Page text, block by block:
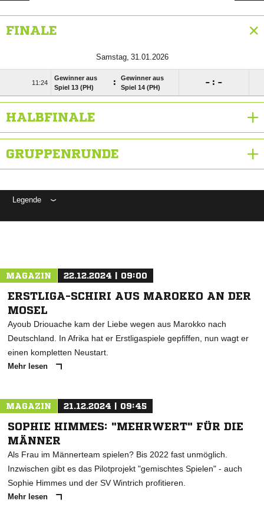
FINALE
 

Gewinner aus
Spiel 13 (PH)
:
Gewinner aus
Spiel 14 (PH)
 : 
HALBFINALE
GRUPPENRUNDE
Legende
MAGAZIN 22.12.2024 | 09:00
ERSTLIGA-SCHIRI AUS MAROKKO AN DER
MOSEL
Ayoub Driouache kam der Liebe wegen aus Marokko nach
Deutschland. In Afrika hat er Erstligaspiele gepfiffen, nun wagt er
einen kompletten Neustart.
Mehr lesen
MAGAZIN 21.12.2024 | 09:45
SOPHIE HIMMES: "MEHRWERT" FÜR DIE
MÄNNER
Als Frau im Männerteam spielen? Bis 2022 fast unmöglich.
Inzwischen gibt es das Pilotprojekt "gemischtes Spielen" - auch
Sophie Himmes und der SV Wintrich profitieren.
Mehr lesen